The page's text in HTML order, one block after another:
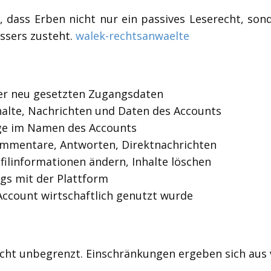
Erben nicht nur ein passives Leserecht,
zusteht. walek-rechtsanwaelte
neu gesetzten Zugangsdaten
Nachrichten und Daten des Accounts
im Namen des Accounts
Antworten, Direktnachrichten
ändern, Inhalte löschen
mit der Plattform
wirtschaftlich genutzt wurde
unbegrenzt. Einschränkungen ergeben sich aus